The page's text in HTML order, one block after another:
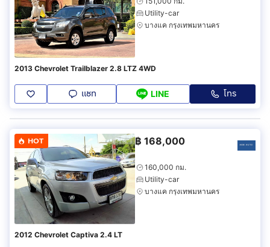
Utility-car
บางแค กรุงเทพมหานคร
2013 Chevrolet Trailblazer 2.8 LTZ 4WD
แชท LINE โทร
HOT ฿ 168,000
160,000 กม.
Utility-car
บางแค กรุงเทพมหานคร
2012 Chevrolet Captiva 2.4 LT